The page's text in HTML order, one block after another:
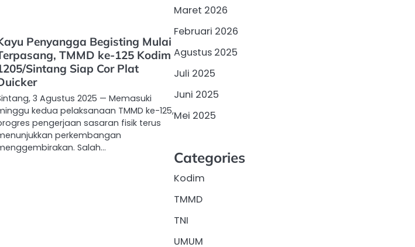
Penyangga Begisting Mulai
TMMD ke-125 Kodim
Sintang Siap Cor Plat
3 Agustus 2025 — Memasuki
kedua pelaksanaan TMMD ke-125,
pengerjaan sasaran fisik terus
perkembangan
Salah…
Maret 2026
Februari 2026
Agustus 2025
Juli 2025
Juni 2025
Mei 2025
Categories
Kodim
TMMD
TNI
UMUM